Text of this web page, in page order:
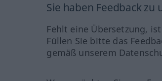
Sie haben Feedback
Fehlt eine Übersetzung,
Füllen Sie bitte das
gemäß unserem